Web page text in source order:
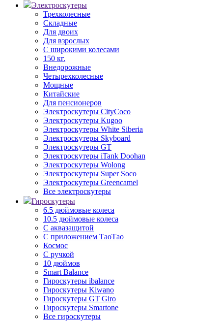
Электроскутеры
Трехколесные
Складные
Для двоих
Для взрослых
С широкими колесами
150 кг.
Внедорожные
Четырехколесные
Мощные
Китайские
Для пенсионеров
Электроскутеры CityCoco
Электроскутеры Kugoo
Электроскутеры White Siberia
Электроскутеры Skyboard
Электроскутеры GT
Электроскутеры iTank Doohan
Электроскутеры Wolong
Электроскутеры Super Soco
Электроскутеры Greencamel
Все электроскутеры
Гироскутеры
6.5 дюймовые колеса
10.5 дюймовые колеса
С аквазащитой
С приложением ТаоТао
Космос
С ручкой
10 дюймов
Smart Balance
Гироскутеры ibalance
Гироскутеры Kiwano
Гироскутеры GT Giro
Гироскутеры Smartone
Все гироскутеры